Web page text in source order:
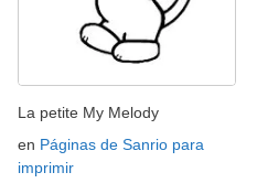
La petite My Melody
en Páginas de Sanrio para
imprimir